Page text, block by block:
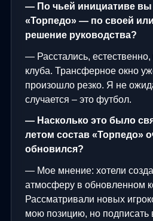
— По чьей инициативе вы
«Торпедо» — по своей
решение руководства?
— Расстались,
клуба. Трансферное окно
произошло резко. Я не
случается – это футбол.
— Насколько это было
летом состав «Торпедо»
обновился?
— Мое мнение: хотели
атмосферу в обновленном
Рассматривали новых
мою позицию, но подписать